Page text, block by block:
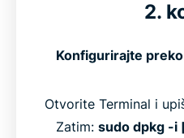
2.
Konfigurirajte
Otvorite Terminal i
Zatim: sudo dpkg -i